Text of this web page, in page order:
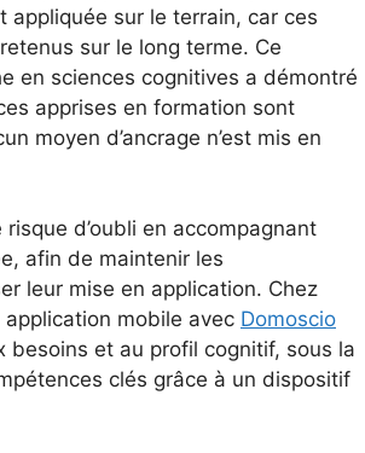
sur le terrain, car ces
sur le long terme. Ce
en sciences cognitives a démontré
apprises en formation sont
moyen d’ancrage n’est mis en
d’oubli en accompagnant
afin de maintenir les
leur mise en application. Chez
application mobile avec Domoscio
besoins et au profil cognitif, sous la
clés grâce à un dispositif